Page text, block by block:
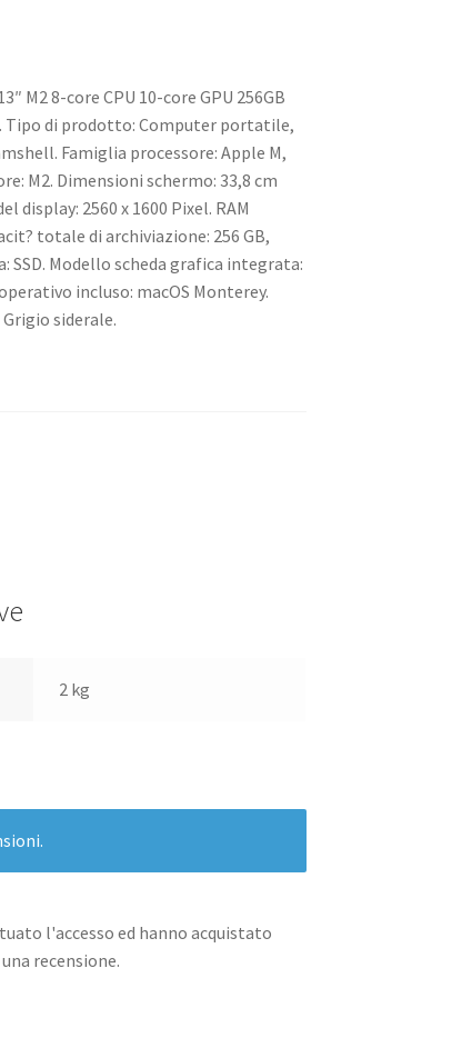
M2 8-core CPU 10-core GPU 256GB
Tipo di prodotto: Computer portatile,
Famiglia processore: Apple M,
M2. Dimensioni schermo: 33,8 cm
display: 2560 x 1600 Pixel. RAM
totale di archiviazione: 256 GB,
SSD. Modello scheda grafica integrata:
incluso: macOS Monterey.
siderale.
2 kg
l'accesso ed hanno acquistato
recensione.